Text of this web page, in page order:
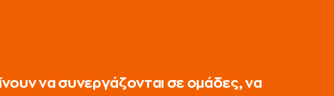
να συνεργάζονται σε ομάδες, να